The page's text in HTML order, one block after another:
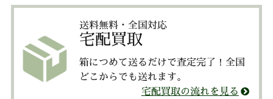
送料無料・全国対応
宅配買取
箱につめて送るだけで査定完了！全国
どこからでも送れます。
宅配買取の流れを見る